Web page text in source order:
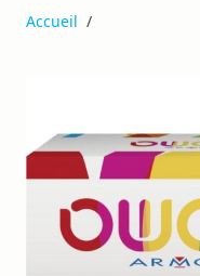
Accueil /